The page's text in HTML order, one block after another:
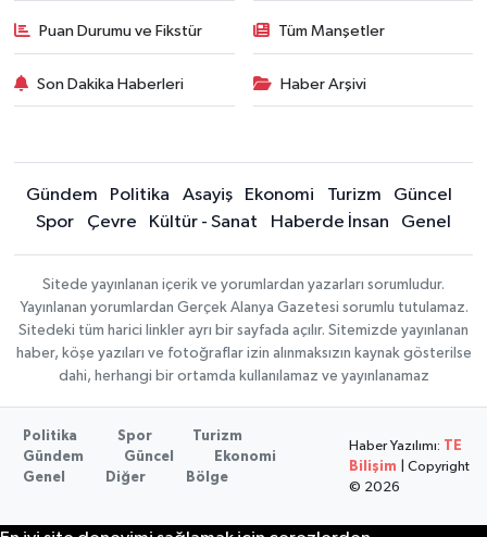
Puan Durumu ve Fikstür Tüm Manşetler
Son Dakika Haberleri Haber Arşivi
Gündem Politika Asayiş Ekonomi Turizm
Güncel
Spor
Çevre Kültür - Sanat Haberde İnsan Genel
Sitede yayınlanan içerik ve yorumlardan yazarları sorumludur.
Yayınlanan yorumlardan Gerçek Alanya Gazetesi sorumlu tutulamaz.
Sitedeki tüm harici linkler ayrı bir sayfada açılır. Sitemizde yayınlanan
haber, köşe yazıları ve fotoğraflar izin alınmaksızın kaynak gösterilse
dahi, herhangi bir ortamda kullanılamaz ve yayınlanamaz
Politika Spor
Turizm
Gündem
Güncel
Ekonomi
Genel
Diğer Bölge
Haber Yazılımı: TE
Bilişim | Copyright
© 2026